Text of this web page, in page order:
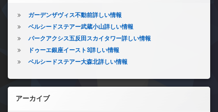
ガーデンザヴィス不動前詳しい情報
ベルシードステアー武蔵小山詳しい情報
パークアクシス五反田スカイタワー詳しい情報
ドゥーエ銀座イースト3詳しい情報
ベルシードステアー大森北詳しい情報
アーカイブ